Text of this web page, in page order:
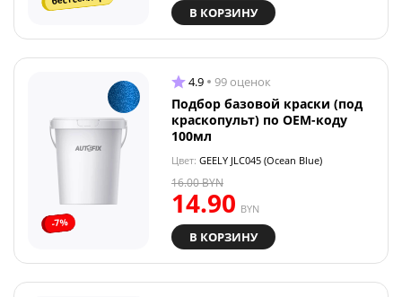
В КОРЗИНУ
-7%
4.9 99 оценок
Подбор базовой краски (под
краскопульт) по OEM-коду
100мл
Цвет: GEELY JLC045 (Ocean Blue)
14.90 BYN
16.00BYN
В КОРЗИНУ